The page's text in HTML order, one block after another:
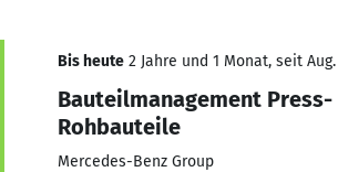
Bis heute 2 Jahre und 1 Monat, seit
Bauteilmanagement Press-
Rohbauteile
Mercedes-Benz Group